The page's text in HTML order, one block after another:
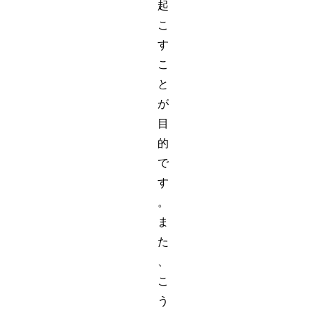
起
こ
す
こ
と
が
目
的
で
す
。
ま
た
こ
う